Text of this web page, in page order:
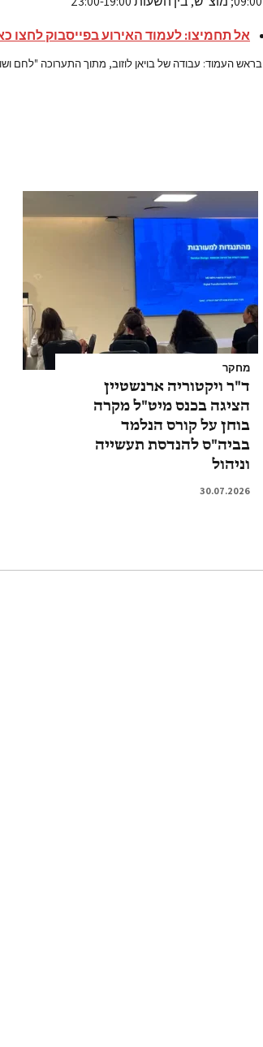
אל תחמיצו: לעמוד האירוע בפייסבוק לחצו
בראש העמוד: עבודה של בויאן לוזוב, מתוך התערוכה "לחם
מחקר
ד"ר ויקטוריה ארנשטיין
הציגה בכנס מיט"ל מקרה
בוחן על קורס הנלמד
בביה"ס להנדסת תעשייה
וניהול
30.07.2026